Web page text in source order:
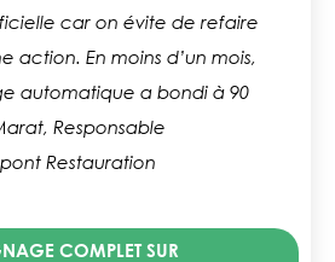
car on évite de refaire
action. En moins d’un mois,
automatique a bondi à 90
Responsable
Restauration
COMPLET SUR